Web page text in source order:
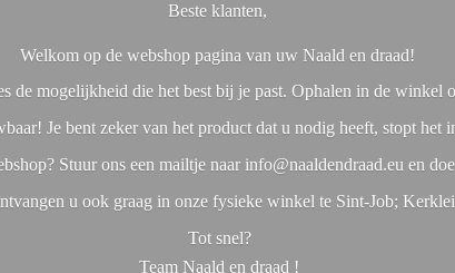
Beste klanten,
Welkom op de webshop pagina van uw Naald en draad!
de mogelijkheid die het best bij je past. Ophalen in de
Je bent zeker van het product dat u nodig heeft, stopt het
Stuur ons een mailtje naar info@naaldendraad.eu en
u ook graag in onze fysieke winkel te Sint-Job;
Tot snel?
Team Naald en draad !